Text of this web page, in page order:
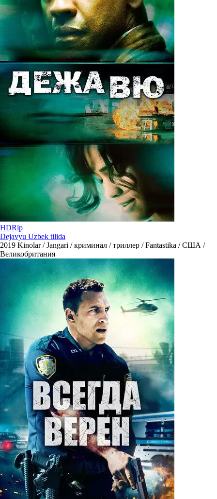
HDRip
Dejavyu Uzbek tilida
2019 Kinolar / Jangari / криминал / триллер / Fantastika / США /
Великобритания